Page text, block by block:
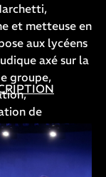
et metteuse en
aux lycéens
axé sur la
groupe,
de
et la
de textes
sur des sujets